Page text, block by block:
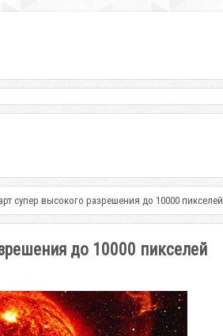
супер высокого разрешения до 10000 пикселей
до 10000 пикселей